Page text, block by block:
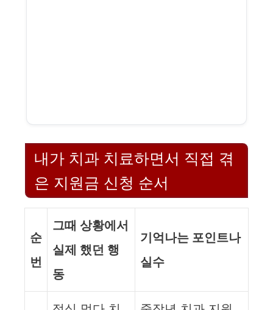
내가 치과 치료하면서 직접 겪
은 지원금 신청 순서
순
번
그때 상황에서
실제 했던 행
동
기억나는 포인트나
실수